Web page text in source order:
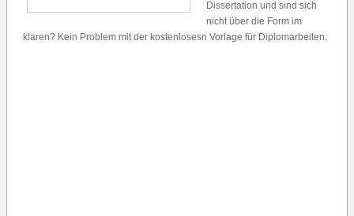
Dissertation und sind sich
nicht über die Form im
klaren? Kein Problem mit der kostenlosesn Vorlage für Diplomarbeiten.